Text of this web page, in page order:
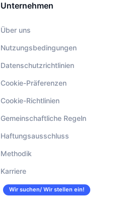
Unternehmen
Über uns
Nutzungsbedingungen
Datenschutzrichtlinien
Cookie-Präferenzen
Cookie-Richtlinien
Gemeinschaftliche Regeln
Haftungsausschluss
Methodik
Karriere
Wir suchen/ Wir stellen ein!